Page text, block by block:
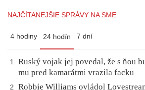
NAJČÍTANEJŠIE SPRÁVY NA SME
4 hodiny 24 hodín 7 dní
1
Ruský vojak jej povedal, že s ňou
mu pred kamarátmi vrazila facku
2
Robbie Williams ovládol